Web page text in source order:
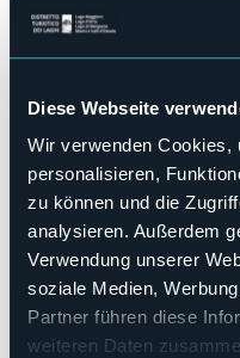
Diese Webseite
Wir verwenden Cookies,
personalisieren,
zu können und die
analysieren. Außerdem
Verwendung unserer
soziale Medien,
Partner führen diese
weiteren Daten
No
Haustiere erlaubt
Anzahl der Zimmer
15
Anzahl der Betten
22
E-mail
Webseite
http://
Telefon